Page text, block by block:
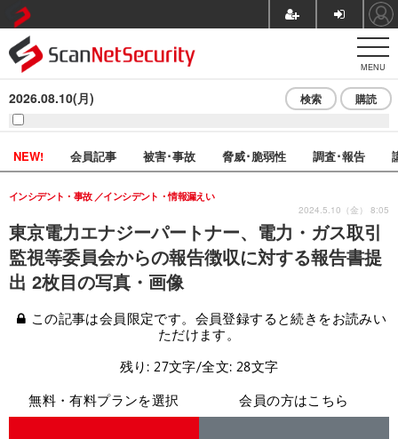
MENU
2026.08.10(月) 検索 購読
NEW! 会員記事 被害･事故 脅威･脆弱性 調査･報告
東京電力エナジーパートナー、電力・ガス取引
監視等委員会からの報告徴収に対する報告書提
出 2枚目の写真・画像
インシデント・事故 インシデント・情報漏えい
2024.5.10（金） 8:05
この記事は会員限定です。会員登録すると続きをお読みい
ただけます。
残り: 27文字/全文: 28文字
無料・有料プランを選択
会員の方はこちら